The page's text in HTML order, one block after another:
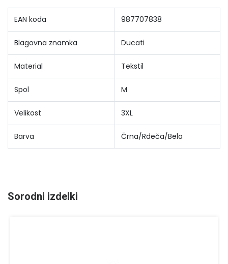
EAN koda 987707838
Blagovna znamka Ducati
Material Tekstil
Spol M
Velikost 3XL
Barva Črna/Rdeča/Bela
Sorodni izdelki